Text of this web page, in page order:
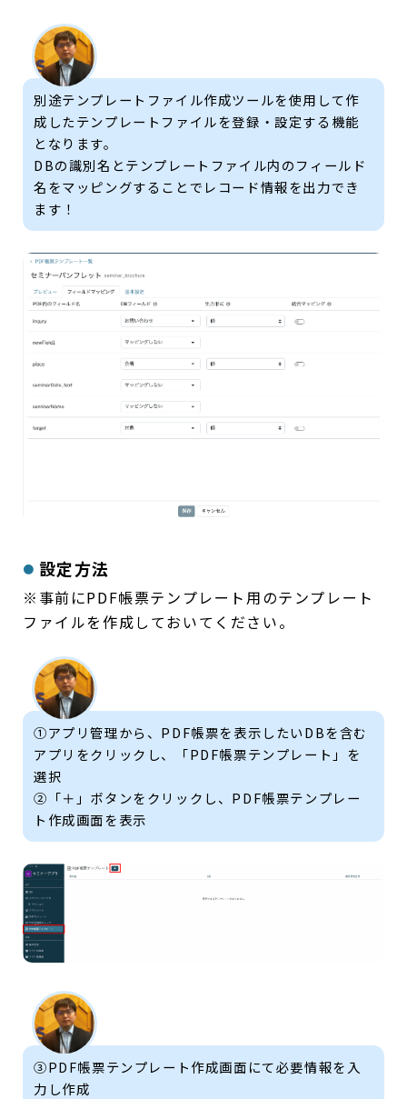
別途テンプレートファイル作成ツールを使用して作
成したテンプレートファイルを登録・設定する機能
となります。
DBの識別名とテンプレートファイル内のフィールド
名をマッピングすることでレコード情報を出力でき
ます！
設定方法
※事前にPDF帳票テンプレート用のテンプレート
ファイルを作成しておいてください。
①アプリ管理から、PDF帳票を表示したいDBを含む
アプリをクリックし、「PDF帳票テンプレート」を
選択
②「＋」ボタンをクリックし、PDF帳票テンプレー
ト作成画面を表示
③PDF帳票テンプレート作成画面にて必要情報を入
力し作成